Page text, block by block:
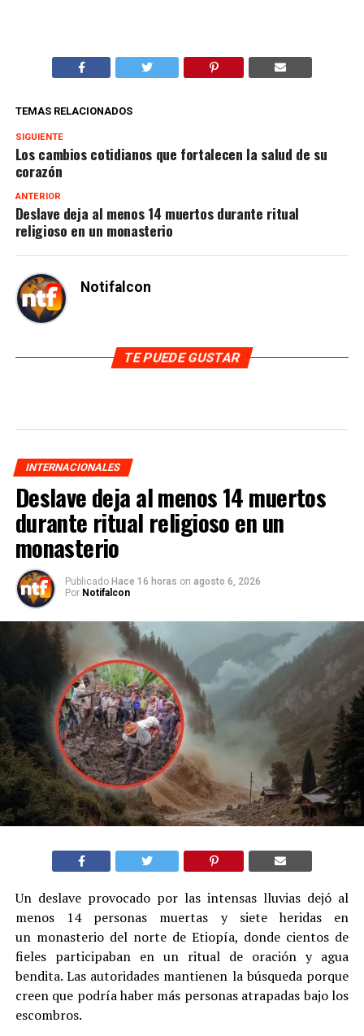
TEMAS RELACIONADOS
SIGUIENTE
Los cambios cotidianos que fortalecen la salud de su
corazón
ANTERIOR
Deslave deja al menos 14 muertos durante ritual
religioso en un monasterio
Notifalcon
TE PUEDE GUSTAR
INTERNACIONALES
Deslave deja al menos 14 muertos
durante ritual religioso en un
monasterio
Publicado Hace 16 horas on agosto 6, 2026
Por Notifalcon
Un deslave provocado por las intensas lluvias dejó al
menos 14 personas muertas y siete heridas en
un monasterio del norte de Etiopía, donde cientos de
fieles participaban en un ritual de oración y agua
bendita. Las autoridades mantienen la búsqueda porque
creen que podría haber más personas atrapadas bajo los
escombros.